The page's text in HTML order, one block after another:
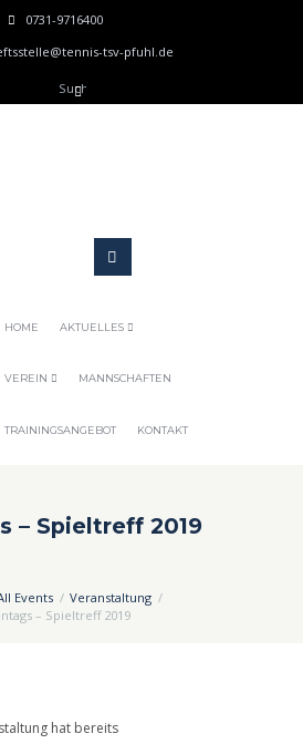
0731-9716400
tsv-pfuhl.de
HOME AKTUELLES
VEREIN MANNSCHAFTEN
TRAININGSANGEBOT KONTAKT
– Spieltreff 2019
Events
Veranstaltung
– Spieltreff 2019
hat bereits